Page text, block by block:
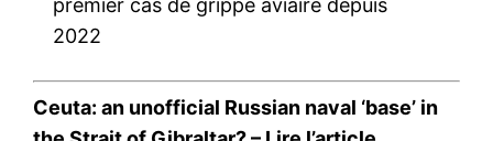
premier cas de grippe aviaire depuis
2022
Ceuta: an unofficial Russian naval ‘base’ in